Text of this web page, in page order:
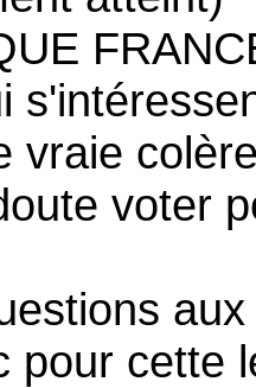
vraie
voter
pour cette